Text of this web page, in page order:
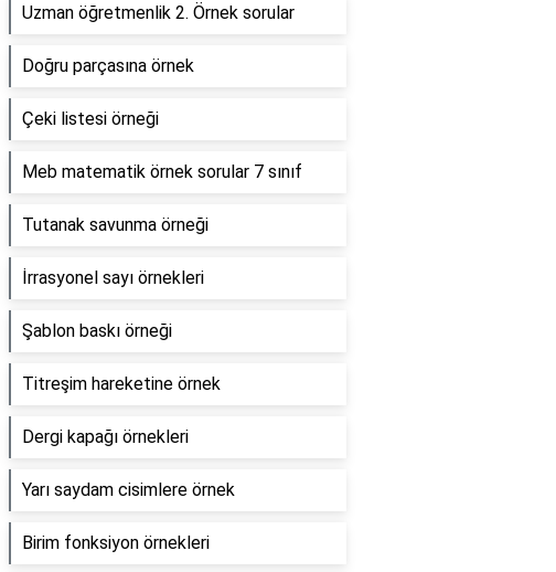
Uzman öğretmenlik 2. Örnek sorular
Doğru parçasına örnek
Çeki listesi örneği
Meb matematik örnek sorular 7 sınıf
Tutanak savunma örneği
İrrasyonel sayı örnekleri
Şablon baskı örneği
Titreşim hareketine örnek
Dergi kapağı örnekleri
Yarı saydam cisimlere örnek
Birim fonksiyon örnekleri